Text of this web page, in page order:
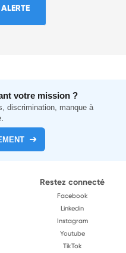
votre mission ?
discrimination, manque à
Restez connecté
Facebook
Linkedin
Instagram
Youtube
TikTok